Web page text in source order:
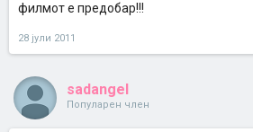
филмот е предобар!!!
28 јули 2011
sadangel
Популарен член